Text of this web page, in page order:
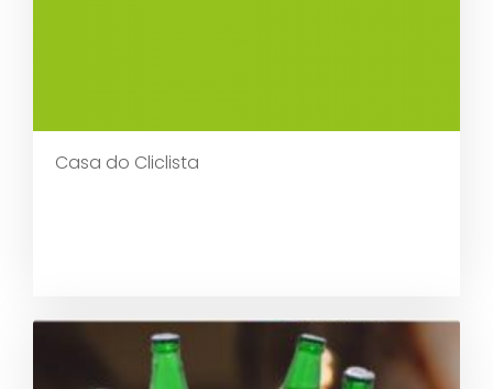
Casa do Cliclista